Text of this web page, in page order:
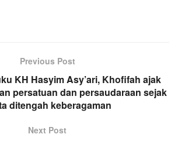
Previous Post
KH Hasyim Asy’ari, Khofifah ajak
persatuan dan persaudaraan sejak
ditengah keberagaman
Next Post